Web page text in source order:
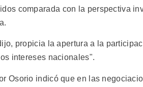
comparada con la perspectiva
propicia la apertura a la
intereses nacionales".
Osorio indicó que en las